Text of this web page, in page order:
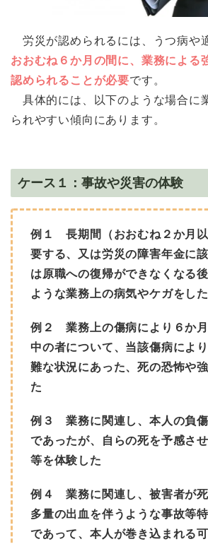
労災が認められるには、うつ病や
おおむね６か月の間に、業務による
認められることが必要です。
具体的には、以下のような場合に
られやすい傾向にあります。
ケース１：事故や災害の体験
例１ 長期間（おおむね２か月
要する、又は労災の障害年金に
は原職への復帰ができなくなる
ような業務上の病気やケガをし
例２ 業務上の傷病により６か
中の者について、当該傷病によ
難な状況にあった、死の恐怖や
た
例３ 業務に関連し、本人の負
であったが、自らの死を予感さ
等を体験した
例４ 業務に関連し、被害者が死
多量の出血を伴うような事故等
であって、本人が巻き込まれる